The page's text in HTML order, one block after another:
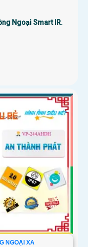
Ngoại Smart IR.
NGOẠI XA